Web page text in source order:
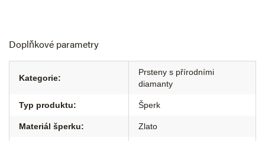
Doplňkové parametry
Kategorie:
Prsteny s přírodními
diamanty
Typ produktu: Šperk
Materiál šperku: Zlato